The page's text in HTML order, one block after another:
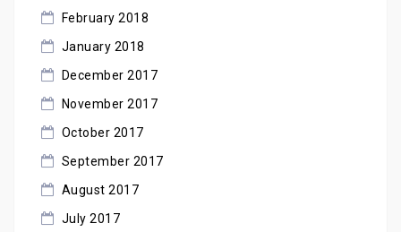
February 2018
January 2018
December 2017
November 2017
October 2017
September 2017
August 2017
July 2017